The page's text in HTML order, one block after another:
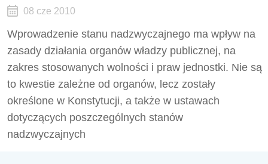
08 cze 2010
Wprowadzenie stanu nadzwyczajnego ma wpływ na
zasady działania organów władzy publicznej, na
zakres stosowanych wolności i praw jednostki. Nie są
to kwestie zależne od organów, lecz zostały
określone w Konstytucji, a także w ustawach
dotyczących poszczególnych stanów
nadzwyczajnych